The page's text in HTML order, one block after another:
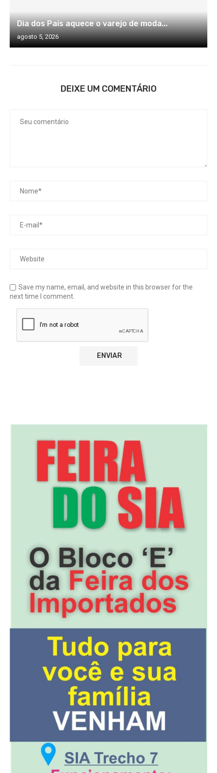
Dia dos Pais aquece o varejo de moda...
agosto 5, 2026
DEIXE UM COMENTÁRIO
Save my name, email, and website in this browser for the
next time I comment.